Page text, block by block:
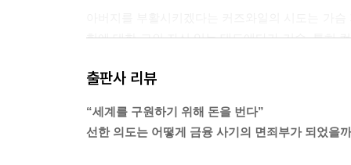
힘에 대한 그의 자신 있는 태도에다가 기술, 특히
심과 사랑이 비치는 말이다.
지금까지 구글, 마이크로소프트, 오픈AI 등은
출판사 리뷰
“세계를 구원하기 위해 돈을 번다”
선한 의도는 어떻게 금융 사기의 면죄부가 되었을까